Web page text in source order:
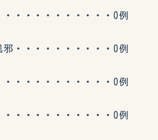
・・・・・・・・0例
・・・・・・・・0例
・・・・・・・・0例
・・・・・・・・0例